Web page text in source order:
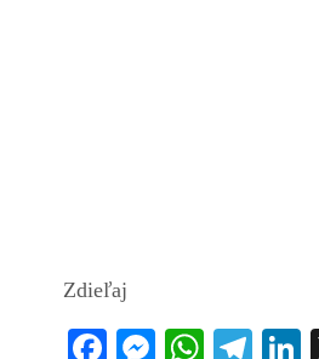
Zdieľaj
Fa M
W
Te